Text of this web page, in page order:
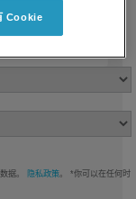
据。 隐私政策。 *你可以在任何时
Cookie